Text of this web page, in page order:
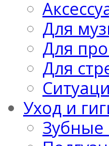
Для
Для
Для
Уход и
Зубные